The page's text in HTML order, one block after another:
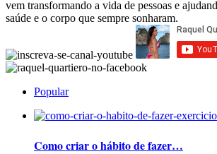
vem transformando a vida de pessoas e
saúde e o corpo que sempre sonharam.
Popular
Como criar o hábito de fazer…